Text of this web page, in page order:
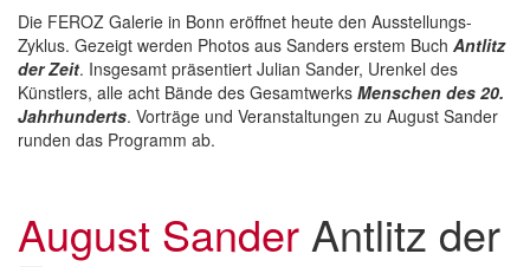
Die FEROZ Galerie in Bonn eröffnet heute den Ausstellungs-
Zyklus. Gezeigt werden Photos aus Sanders erstem Buch Antlitz
der Zeit. Insgesamt präsentiert Julian Sander, Urenkel des
Künstlers, alle acht Bände des Gesamtwerks Menschen des 20.
Jahrhunderts. Vorträge und Veranstaltungen zu August Sander
runden das Programm ab.
August SanderAntlitz der